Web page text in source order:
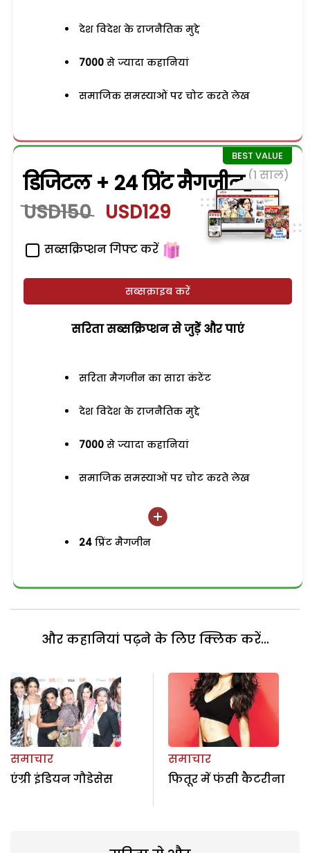
देश विदेश के राजनैतिक मुद्दे
7000 से ज्यादा कहानियां
समाजिक समस्याओं पर चोट करते लेख
डिजिटल + 24 प्रिंट मैगजीन (1 साल)
USD150 USD129
सब्सक्रिप्शन गिफ्ट करें
सब्सक्राइब करें
सरिता सब्सक्रिप्शन से जुड़ेें और पाएं
सरिता मैगजीन का सारा कंटेंट
देश विदेश के राजनैतिक मुद्दे
7000 से ज्यादा कहानियां
समाजिक समस्याओं पर चोट करते लेख
24 प्रिंट मैगजीन
और कहानियां पढ़ने के लिए क्लिक करें...
समाचार
एंग्री इंडियन गौडेसेस
समाचार
फितूर में फंसी कैटरीना